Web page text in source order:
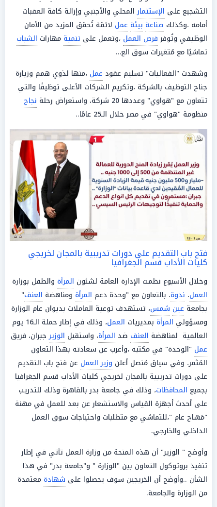
التشجيع على الإستثمارالمحلي والأجنبي وإزالة كافة العقبات
أمامه ،وكذلك صناعة بيئة عمل لائقة تُحقق المزيد من الأمان
الوظيفي وتُوفرفرص العمل ،وتعمل على تنمية مهارات الشباب
تماشيًا مع مُتغيرات سوق الع…
وشهدت "الفعاليات" تسليم عقود عمل ،منها لذوي همم وزيارة
جناح التوظيف بالشركة ،وتكريم الشركات الأعلى توظيفًا والتي
تتعاون مع "هواوي" وعددها 20 شركة، واستعراض رحلة
نجاح
منظومة "هواوي" في مصر خلال الـ25 عامًا..
فتح باب التقديم على دورات تدريبية بالمجان لخريجي
كليات الأداب قسم الجغرافيا
وخلال الأسبوع نظمت الإدارة العامة لشئون المرأة والطفل بوزارة
العمل، ندوة، بالتعاون مع "وحدة دعم المرأة ومناهضة العنف"
بجامعة عين شمس، تستهدف توعية العاملات بديوان عام الوزارة
ومسؤولي المرأة بمديريات العمل
، وذلك في إطار حملة الـ16 يوم
العالمية لمناهضة العنف ضد المرأة، واستقبل الوزيرجبران، فريق
عمل "الوحدة" في مكتبه ،وأعرب عن سعادته بهذا التعاون
المُثمر، وفي سياق مُتصل أعلن وزير العمل عن فتح باب التقديم
على دورات تدريبية بالمجان لخريجي كليات الأداب قسم الجغرافيا
بجميع المحافظات، وذلك في جامعة بدر بالقاهرة وذلك للتدريب
على أحدث أجهزة القياس والاستشعار عن بعد للعمل في مهنة
"مَسّاح عام "،للتماشي مع متطلبات واحتياجات سوق العمل
الداخلي والخارجي.
وأوضح " الوزير" أن هذه المنحة من وزارة العمل تأتي في إطار
تنفيذ بروتوكول التعاون بين "الوزارة " و"جامعة بدر" في هذا
الشأن ..وأوضح أن الخريجين سوف يحصلوا على شهادة معتمدة
من الوزارة والجامعة.